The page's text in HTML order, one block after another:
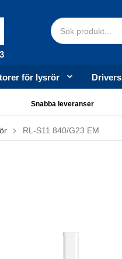
för lysrör Drivers
Snabba leveranser
RL-S11 840/G23 EM